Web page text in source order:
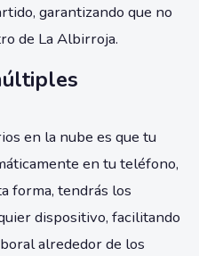
garantizando que no
de La Albirroja.
en la nube es que tu
en tu teléfono,
forma, tendrás los
dispositivo, facilitando
alrededor de los